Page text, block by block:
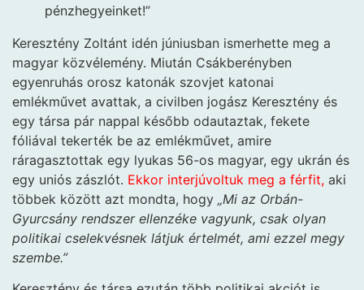
pénzhegyeinket!”
Keresztény Zoltánt idén júniusban ismerhette meg a
magyar közvélemény. Miután Csákberényben
egyenruhás orosz katonák szovjet katonai
emlékművet avattak, a civilben jogász Keresztény és
egy társa pár nappal később odautaztak, fekete
fóliával tekerték be az emlékművet, amire
ráragasztottak egy lyukas 56-os magyar, egy ukrán és
egy uniós zászlót. Ekkor interjúvoltuk meg a férfit, aki
többek között azt mondta, hogy „Mi az Orbán-
Gyurcsány rendszer ellenzéke vagyunk, csak olyan
politikai cselekvésnek látjuk értelmét, ami ezzel megy
szembe.”